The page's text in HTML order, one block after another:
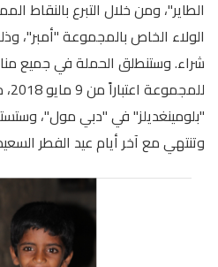
الطاير"، ومن خلال التبرع بالنقاط
الولاء الخاص بالمجموعة "أمبر"،
شراء. وستنطلق الحملة في جميع منافذ
"بلومينغديلز" في "دبي مول"،
وتنتهي مع آخر أيام عيد الفطر